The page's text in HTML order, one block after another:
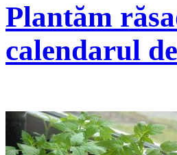
Plantăm
calendarul